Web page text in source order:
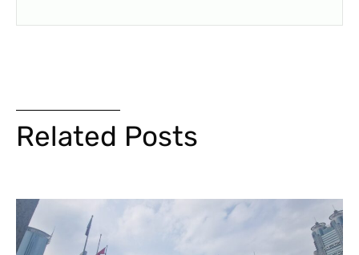
Related Posts